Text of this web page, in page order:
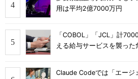
用は平均2億7000万円
「COBOL」「JCL」計
える給与サービスを襲った
Claude Codeでは「エージ